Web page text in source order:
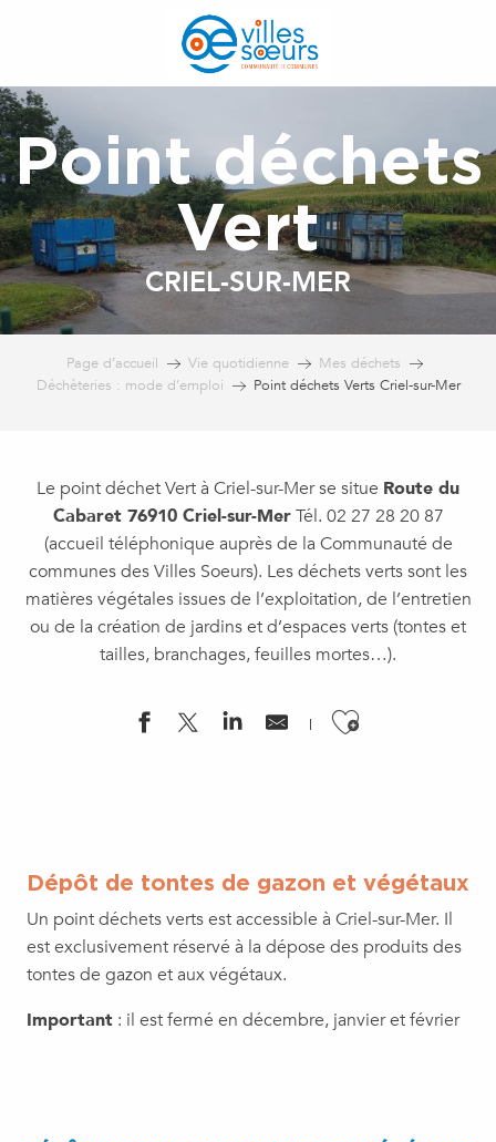
principal
Point déchets
Vert
CRIEL-SUR-MER
Page d’accueil Vie quotidienne
Mes déchets
Déchèteries : mode d’emploi
Point déchets Verts Criel-sur-Mer
Le point déchet Vert à Criel-sur-Mer se situe Route du
Cabaret 76910 Criel-sur-MerTél. 02 27 28 20 87
(accueil téléphonique auprès de la Communauté de
communes des Villes Soeurs). Les déchets verts sont les
matières végétales issues de l’exploitation, de l’entretien
ou de la création de jardins et d’espaces verts (tontes et
tailles, branchages, feuilles mortes…).
Ajouter
Dépôt de tontes de gazon et végétaux
Un point déchets verts est accessible à Criel-sur-Mer. Il
est exclusivement réservé à la dépose des produits des
tontes de gazon et aux végétaux.
Important : il est fermé en décembre, janvier et février